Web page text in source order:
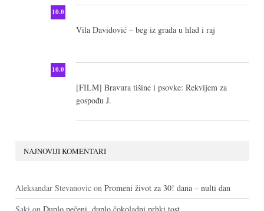
10.0
Vila Davidović – beg iz grada u hlad i raj
10.0
[FILM] Bravura tišine i psovke: Rekvijem za
gospođu J.
NAJNOVIJI KOMENTARI
Aleksandar Stevanovic on Promeni život za 30! dana – nulti dan